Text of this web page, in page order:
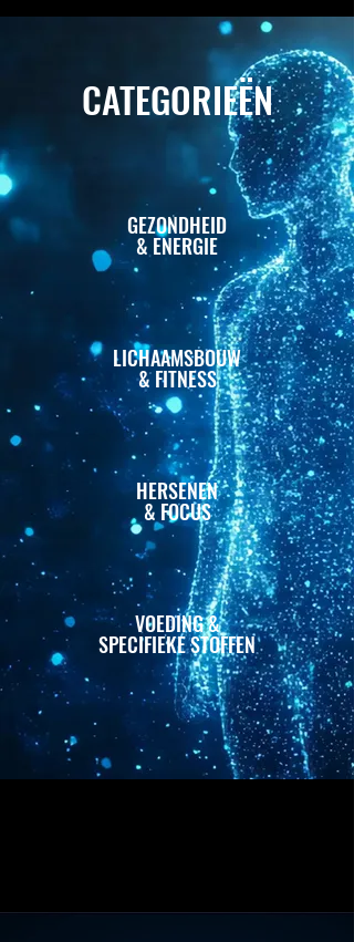
CATEGORIEËN
GEZONDHEID
& ENERGIE
LICHAAMSBOUW
& FITNESS
HERSENEN
& FOCUS
VOEDING&
SPECIFIEKE STOFFEN